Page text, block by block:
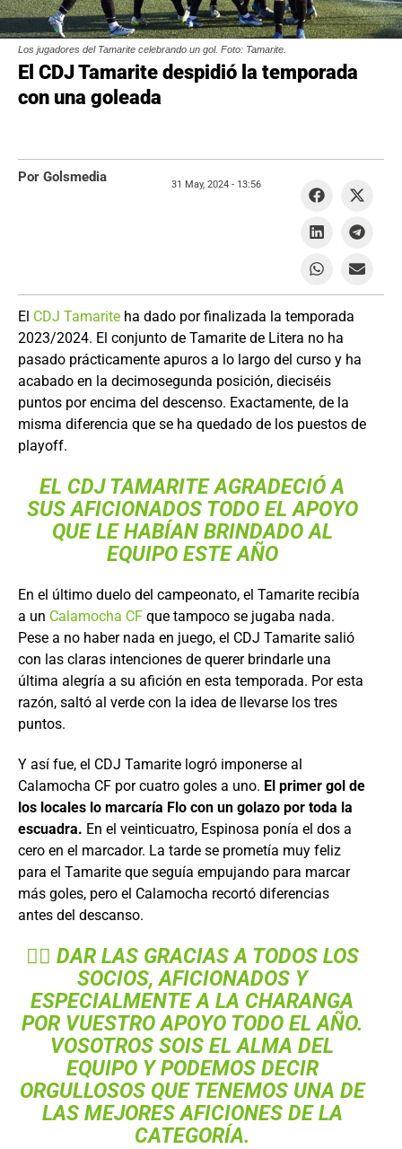
Los jugadores del Tamarite celebrando un gol. Foto: Tamarite.
El CDJ Tamarite despidió la temporada
con una goleada
El CDJ Tamarite ha dado por finalizada la temporada
2023/2024. El conjunto de Tamarite de Litera no ha
pasado prácticamente apuros a lo largo del curso y ha
acabado en la decimosegunda posición, dieciséis
puntos por encima del descenso. Exactamente, de la
misma diferencia que se ha quedado de los puestos de
playoff.
EL CDJ TAMARITE AGRADECIÓ A
SUS AFICIONADOS TODO EL APOYO
QUE LE HABÍAN BRINDADO AL
EQUIPO ESTE AÑO
En el último duelo del campeonato, el Tamarite recibía
a un Calamocha CF que tampoco se jugaba nada.
Pese a no haber nada en juego, el CDJ Tamarite salió
con las claras intenciones de querer brindarle una
última alegría a su afición en esta temporada. Por esta
razón, saltó al verde con la idea de llevarse los tres
puntos.
Y así fue, el CDJ Tamarite logró imponerse al
Calamocha CF por cuatro goles a uno. El primer gol de
los locales lo marcaría Flo con un golazo por toda la
escuadra. En el veinticuatro, Espinosa ponía el dos a
cero en el marcador. La tarde se prometía muy feliz
para el Tamarite que seguía empujando para marcar
más goles, pero el Calamocha recortó diferencias
antes del descanso.
👉🏻 DAR LAS GRACIAS A TODOS LOS
SOCIOS, AFICIONADOS Y
ESPECIALMENTE A LA CHARANGA
POR VUESTRO APOYO TODO EL AÑO.
VOSOTROS SOIS EL ALMA DEL
EQUIPO Y PODEMOS DECIR
ORGULLOSOS QUE TENEMOS UNA DE
LAS MEJORES AFICIONES DE LA
CATEGORÍA.
Por Golsmedia 31 May, 2024 - 13:56